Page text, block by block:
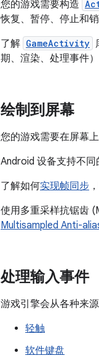
您的游戏需要构造
恢复、暂停、停止和
了解 GameActivity
期、渲染、处理事件）
绘制到屏幕
您的游戏需要在屏幕
Android 设备支持不
了解如何实现帧同步
使用多重采样抗锯齿
Multisampled Anti-
处理输入事件
游戏引擎会从各种来
轻触
软件键盘